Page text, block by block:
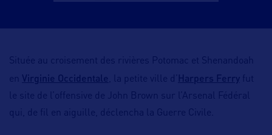
Située au croisement des rivières Potomac et Shenandoah
en Virginie Occidentale , la petite ville d’ Harpers Ferry
fut
le site de l’offensive de John Brown sur l’Arsenal Fédéral
qui, de fil en aiguille, déclencha la Guerre Civile.